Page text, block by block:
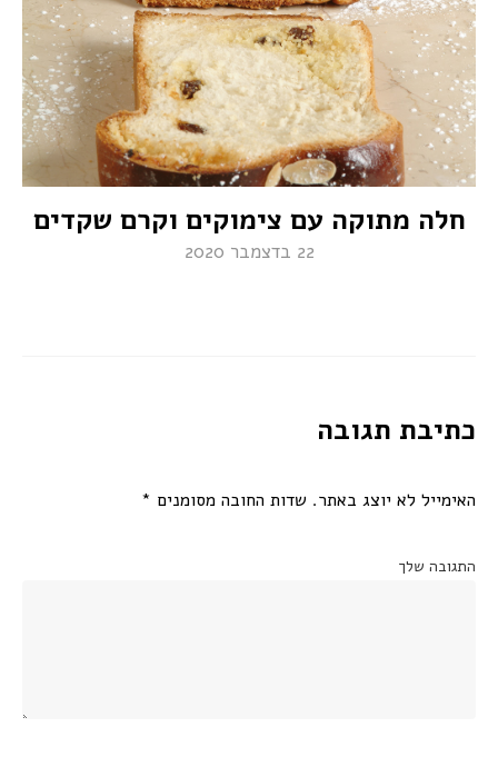
חלה מתוקה עם צימוקים וקרם שקדים
22 בדצמבר 2020
כתיבת תגובה
האימייל לא יוצג באתר. שדות החובה מסומנים *
התגובה שלך